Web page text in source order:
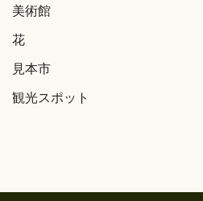
美術館
花
見本市
観光スポット